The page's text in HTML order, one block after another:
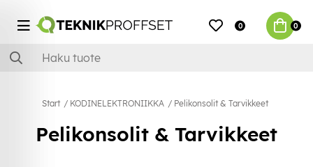
0 0
Start KODINELEKTRONIIKKA Pelikonsolit & Tarvikkeet
Pelikonsolit & Tarvikkeet